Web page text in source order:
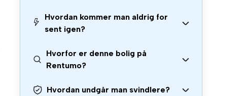
Hvordan kommer man aldrig for
sent igen?
Hvorfor er denne bolig på
Rentumo?
Hvordan undgår man svindlere?